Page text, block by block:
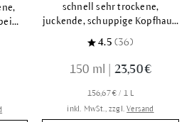
schnell sehr trockene,
juckende, schuppige Kopfhaut,
4.5 (36)
150 ml 23,50 €
156,67 € / 1 L
inkl. MwSt., zzgl.Versand